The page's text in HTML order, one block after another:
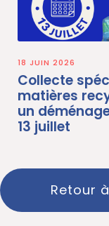
18 JUIN 2026
Collecte
matières
un
13 juillet
Retour